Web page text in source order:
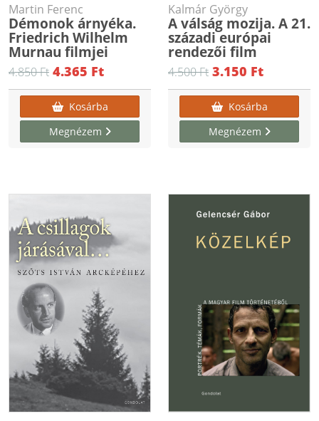
Martin Ferenc
Démonok árnyéka.
Friedrich Wilhelm
Murnau filmjei
4.850 Ft 4.365 Ft
Kosárba
Megnézem
Kalmár György
A válság mozija. A 21.
századi európai
rendezői film
4.500 Ft 3.150 Ft
Kosárba
Megnézem